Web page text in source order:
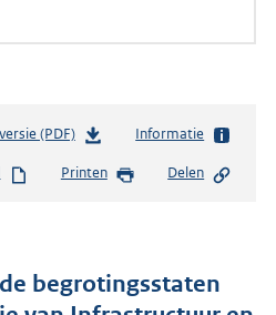
(PDF)b
s
s
Informatie
Printen Delen
begrotingsstaten